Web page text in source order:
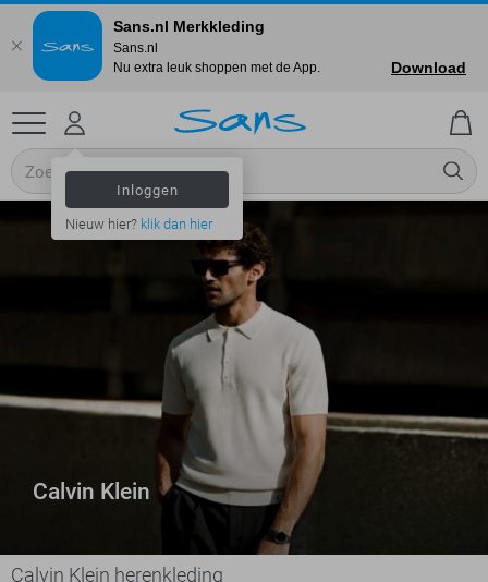
Inloggen
Nieuw hier? klik dan hier
Calvin Klein
Calvin Klein herenkleding
Sans.nl Merkkleding
Sans.nl
Nu extra leuk shoppen met de App.
Download